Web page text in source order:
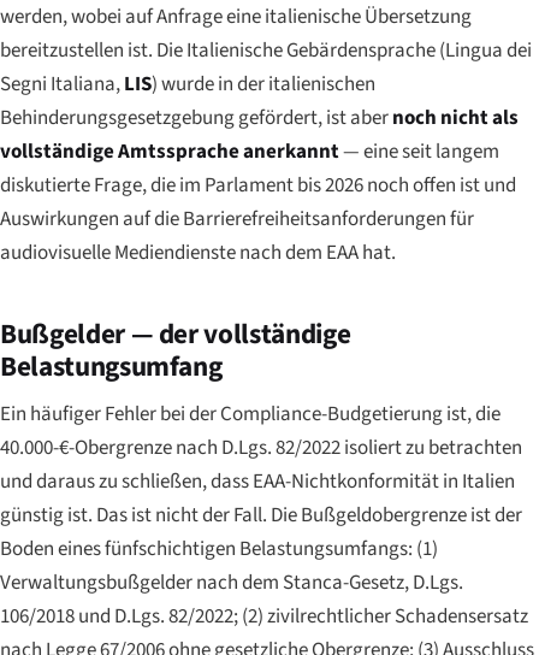
werden, wobei auf Anfrage eine italienische Übersetzung
bereitzustellen ist. Die Italienische Gebärdensprache (Lingua dei
Segni Italiana,LIS) wurde in der italienischen
Behinderungsgesetzgebung gefördert, ist abernoch nicht als
vollständige Amtssprache anerkannt— eine seit langem
diskutierte Frage, die im Parlament bis 2026 noch offen ist und
Auswirkungen auf die Barrierefreiheitsanforderungen für
audiovisuelle Mediendienste nach dem EAA hat.
Bußgelder — der vollständige
Belastungsumfang
Ein häufiger Fehler bei der Compliance-Budgetierung ist, die
40.000-€-Obergrenze nach D.Lgs. 82/2022 isoliert zu betrachten
und daraus zu schließen, dass EAA-Nichtkonformität in Italien
günstig ist. Das ist nicht der Fall. Die Bußgeldobergrenze ist der
Boden eines fünfschichtigen Belastungsumfangs: (1)
Verwaltungsbußgelder nach dem Stanca-Gesetz, D.Lgs.
106/2018 und D.Lgs. 82/2022; (2) zivilrechtlicher Schadensersatz